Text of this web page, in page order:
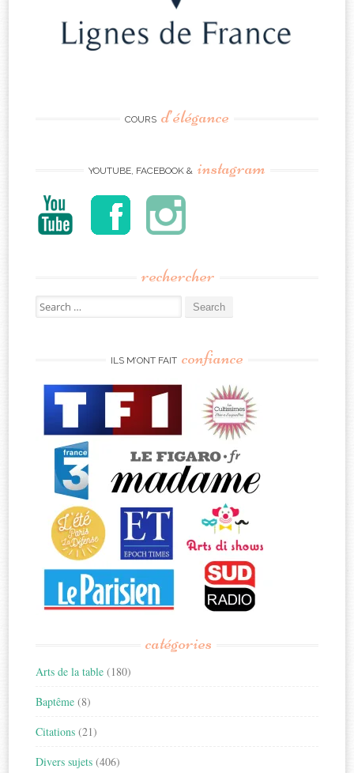
COURS d’élégance
YOUTUBE, FACEBOOK & instagram
rechercher
Search
for:
ILS M’ONT FAIT confiance
catégories
Arts de la table (180)
Baptême (8)
Citations (21)
Divers sujets (406)